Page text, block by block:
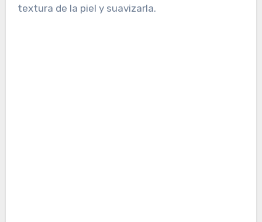
textura de la piel y suavizarla.